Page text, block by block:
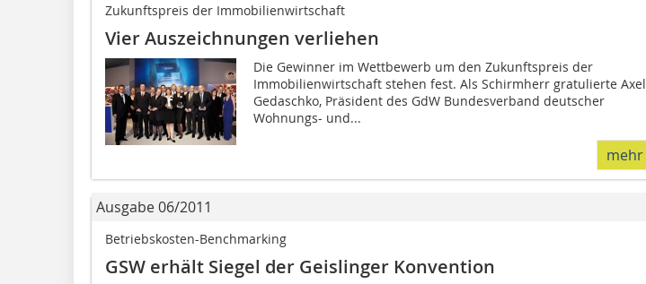
Zukunftspreis der Immobilienwirtschaft
Vier Auszeichnungen verliehen
Die Gewinner im Wettbewerb um den Zukunftspreis der
Immobilienwirtschaft stehen fest. Als Schirmherr gratulierte Axel
Gedaschko, Präsident des GdW Bundesverband deutscher
Wohnungs- und...
mehr
Ausgabe 06/2011
Betriebskosten-Benchmarking
GSW erhält Siegel der Geislinger Konvention